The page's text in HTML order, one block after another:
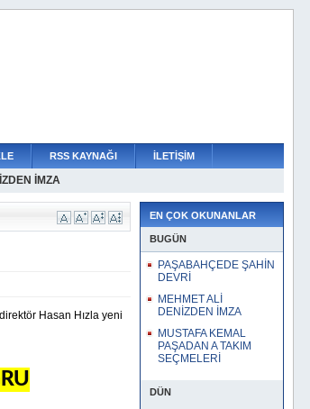
RSS KAYNAĞI İLETİŞİM
A TAKIM SEÇMELERİ
İMZA
DEVRİ
Hasan Hızla yeni
EN ÇOK OKUNANLAR
BUGÜN
PAŞABAHÇEDE ŞAHİN
DEVRİ
MEHMET ALİ
DENİZDEN İMZA
MUSTAFA KEMAL
PAŞADAN A TAKIM
SEÇMELERİ
DÜN